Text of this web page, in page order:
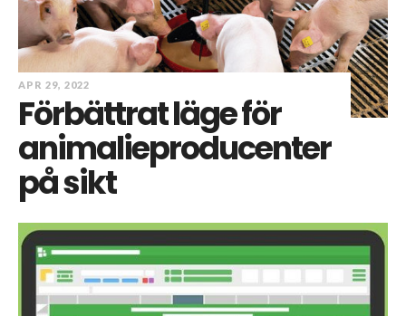
APR 29, 2022
Förbättrat läge för
animalieproducenter
på sikt